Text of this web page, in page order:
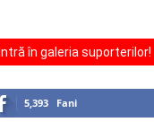
în galeria suporterilor!
5,393 Fani